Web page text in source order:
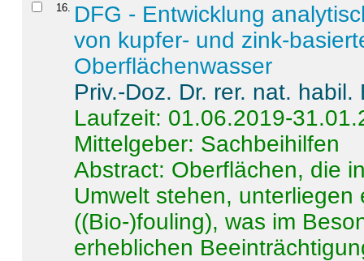
16
DFG - Entwicklung
von kupfer- und zink-
Oberflächenwasser
Priv.-Doz. Dr. rer. nat.
Laufzeit: 01.06.2019-
Mittelgeber: Sachbeihilfen
Abstract: Oberflächen, die
Umwelt stehen,
((Bio-)fouling), was im
erheblichen